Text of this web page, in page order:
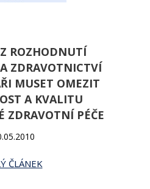
ROZHODNUTÍ
ZDRAVOTNICTVÍ
MUSET OMEZIT
A KVALITU
ZDRAVOTNÍ PÉČE
ČLÁNEK